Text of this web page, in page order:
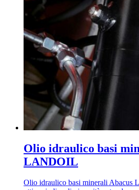
Olio idraulico basi
LANDOIL
Olio idraulico basi minerali Abacus